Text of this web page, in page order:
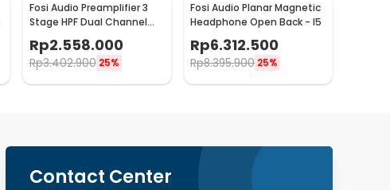
Fosi Audio Preamplifier 3
Stage HPF Dual Channel
Preamp with Remote - ZP3
Rp2.558.000
Rp3.402.900 25%
Fosi Audio Planar Magnetic
Headphone Open Back - I5
Rp6.312.500
Rp8.395.900 25%
Contact Center